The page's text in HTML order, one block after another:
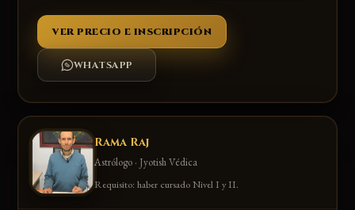
VER PRECIO E INSCRIPCIÓN
WHATSAPP
Rama Raj
Astrólogo · Jyotish Védica
Requisito: haber cursado Nivel I y II.